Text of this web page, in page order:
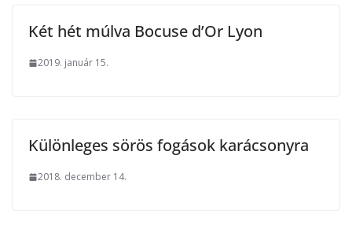
Két hét múlva Bocuse d’Or Lyon
2019. január 15.
Különleges sörös fogások karácsonyra
2018. december 14.